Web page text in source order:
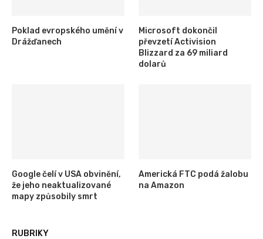
Poklad evropského umění v
Drážďanech
Microsoft dokončil
převzetí Activision
Blizzard za 69 miliard
dolarů
Google čelí v USA obvinění,
že jeho neaktualizované
mapy způsobily smrt
Americká FTC podá žalobu
na Amazon
RUBRIKY